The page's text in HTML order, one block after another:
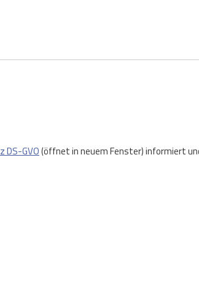
DS-GVO(öffnet in neuem Fenster) informiert